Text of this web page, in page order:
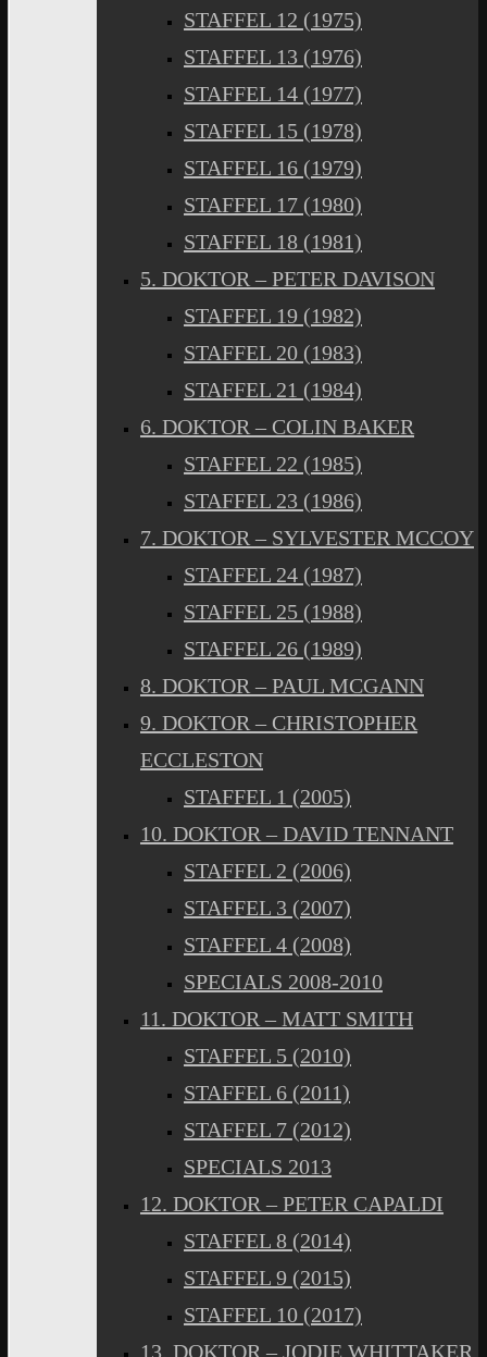
STAFFEL 12 (1975)
STAFFEL 13 (1976)
STAFFEL 14 (1977)
STAFFEL 15 (1978)
STAFFEL 16 (1979)
STAFFEL 17 (1980)
STAFFEL 18 (1981)
5. DOKTOR – PETER DAVISON
STAFFEL 19 (1982)
STAFFEL 20 (1983)
STAFFEL 21 (1984)
6. DOKTOR – COLIN BAKER
STAFFEL 22 (1985)
STAFFEL 23 (1986)
7. DOKTOR – SYLVESTER MCCOY
STAFFEL 24 (1987)
STAFFEL 25 (1988)
STAFFEL 26 (1989)
8. DOKTOR – PAUL MCGANN
9. DOKTOR – CHRISTOPHER
ECCLESTON
STAFFEL 1 (2005)
10. DOKTOR – DAVID TENNANT
STAFFEL 2 (2006)
STAFFEL 3 (2007)
STAFFEL 4 (2008)
SPECIALS 2008-2010
11. DOKTOR – MATT SMITH
STAFFEL 5 (2010)
STAFFEL 6 (2011)
STAFFEL 7 (2012)
SPECIALS 2013
12. DOKTOR – PETER CAPALDI
STAFFEL 8 (2014)
STAFFEL 9 (2015)
STAFFEL 10 (2017)
13. DOKTOR – JODIE WHITTAKER